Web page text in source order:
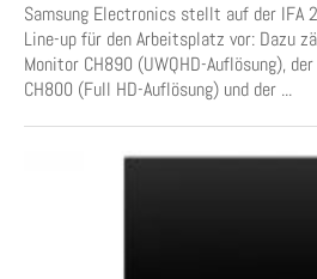
Samsung Electronics stellt auf der IFA
Line-up für den Arbeitsplatz vor: Dazu
Monitor CH890 (UWQHD-Auflösung),
CH800 (Full HD-Auflösung) und der ...